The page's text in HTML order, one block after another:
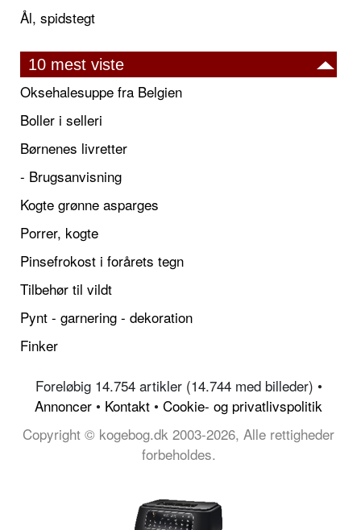
Ål, spidstegt
10 mest viste
Oksehalesuppe fra Belgien
Boller i selleri
Børnenes livretter
- Brugsanvisning
Kogte grønne asparges
Porrer, kogte
Pinsefrokost i forårets tegn
Tilbehør til vildt
Pynt - garnering - dekoration
Finker
Foreløbig 14.754 artikler (14.744 med billeder) •
Annoncer • Kontakt • Cookie- og privatlivspolitik
Copyright © kogebog.dk 2003-2026, Alle rettigheder
forbeholdes.